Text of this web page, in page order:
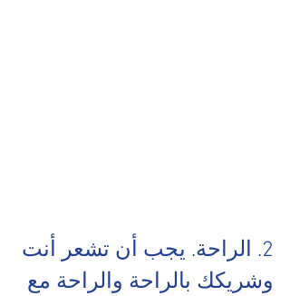
2. الراحة. يجب أن تشعر أنت
وشريكك بالراحة والراحة مع